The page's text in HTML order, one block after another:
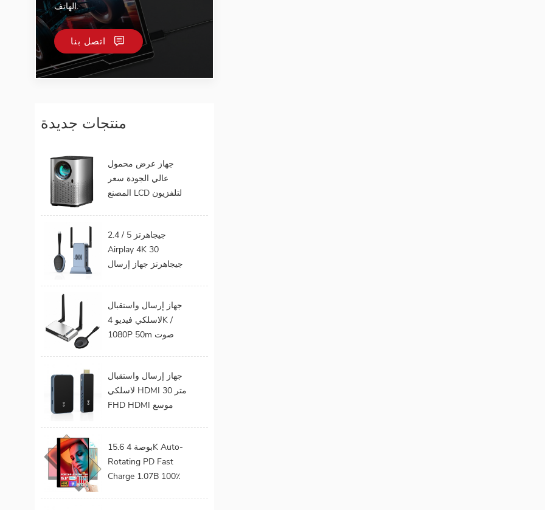
الهاتف.
اتصل بنا
منتجات جديدة
جهاز عرض محمول
عالي الجودة سعر
المصنع LCD لتلفزيون
جيجابايت 32 جيجابايت
واي فاي المسرح
المنزلي
2.4 / 5 جيجاهرتز
Airplay 4K 30
جيجاهرتز جهاز إرسال
جهاز إرسال واستقبال
HDMI لاسلكي
جهاز إرسال واستقبال
لاسلكي فيديو 4K /
1080P 50m صوت
جهاز إرسال واستقبال
لاسلكي HDMI 30 متر
FHD HDMI موسع
بروجيكتور للألعاب 0
كمون
15.6 بوصة 4K Auto-
Rotating PD Fast
Charge 1.07B 100٪